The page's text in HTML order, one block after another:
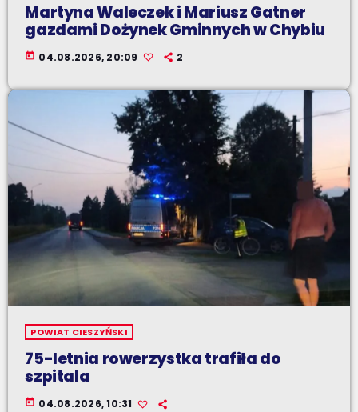
Martyna Waleczek i Mariusz Gatner
gazdami Dożynek Gminnych w Chybiu
today 04.08.2026, 20:09 2
POWIAT CIESZYŃSKI
75-letnia rowerzystka trafiła do
szpitala
today 04.08.2026, 10:31